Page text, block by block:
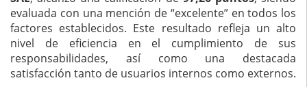
evaluada con una mención de “excelente” en todos los
factores establecidos. Este resultado refleja un alto
nivel de eficiencia en el cumplimiento de sus
responsabilidades, así como una destacada
satisfacción tanto de usuarios internos como externos.